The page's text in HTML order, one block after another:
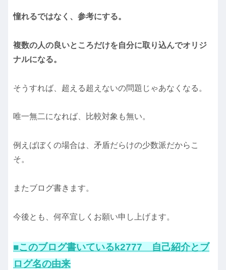
憧れるではなく、参考にする。
複数の人の良いところだけを自分に取り込んでオリジ
ナルになる。
そうすれば、超える超えないの問題じゃあなくなる。
唯一無二になれば、比較対象も無い。
例えばぼくの場合は、矛盾だらけの少数派だからこ
そ。
またブログ書きます。
今後とも、何卒宜しくお願い申し上げます。
■このブログ書いているk2777 自己紹介とブ
ログ名の由来